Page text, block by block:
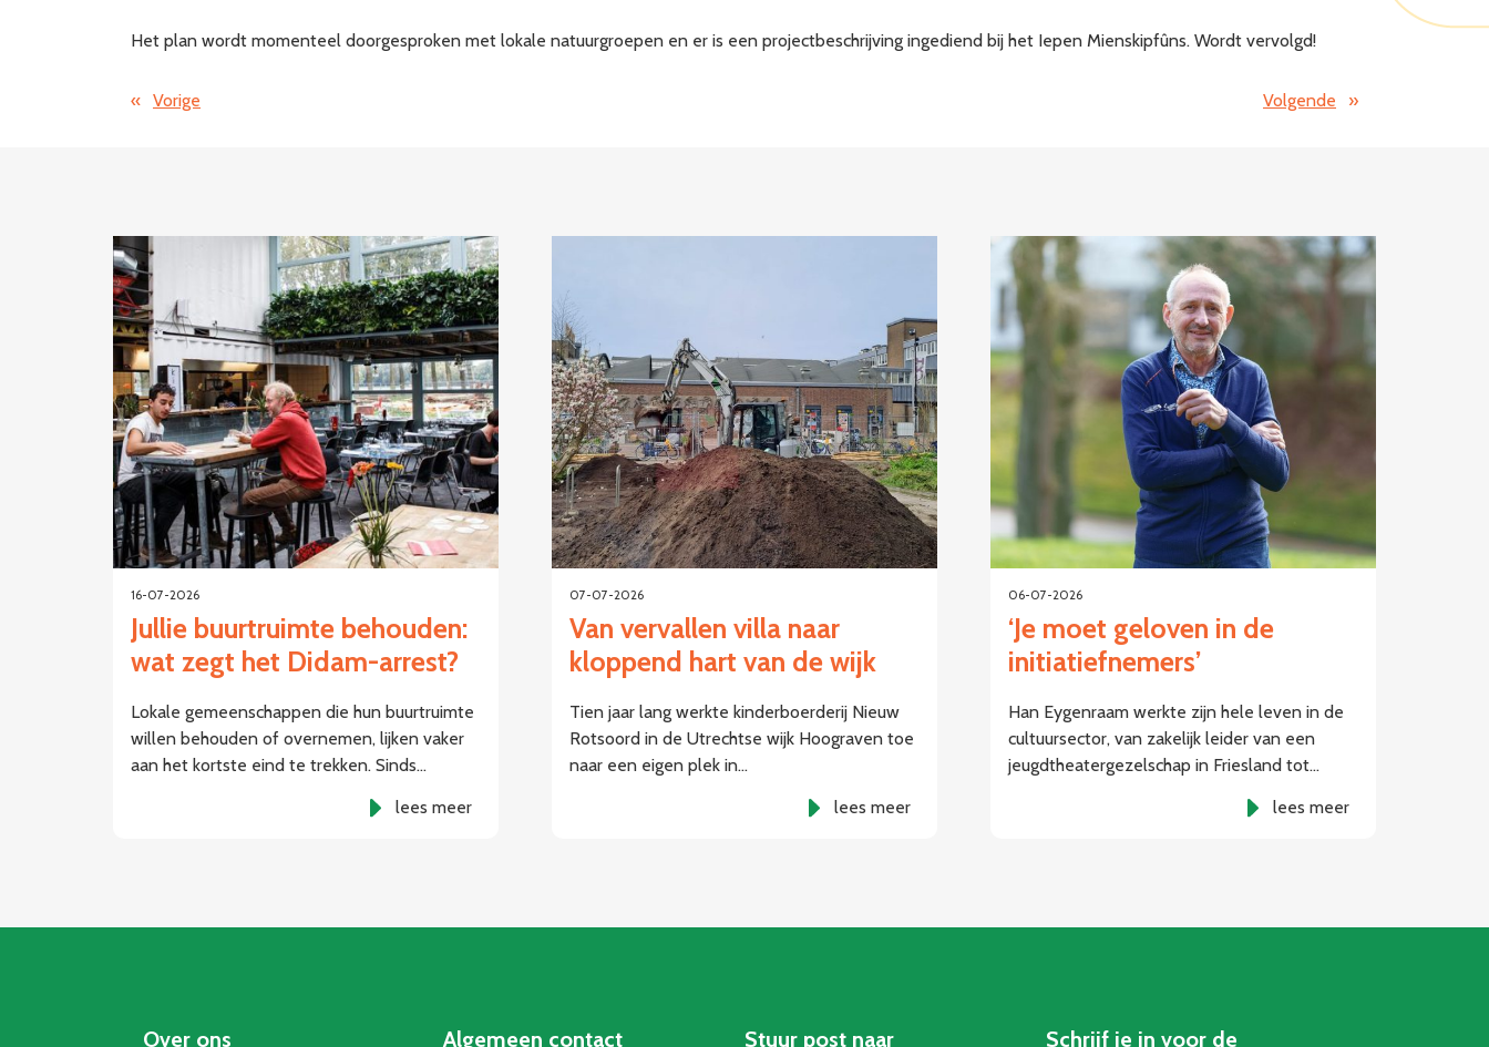
Het plan wordt momenteel doorgesproken met lokale natuurgroepen en er is een projectbeschrijving ingediend bij het Iepen Mienskipfûns. Wordt vervolgd!
« Vorige Volgende »
16-07-2026
Jullie buurtruimte behouden:
wat zegt het Didam-arrest?
Lokale gemeenschappen die hun buurtruimte
willen behouden of overnemen, lijken vaker
aan het kortste eind te trekken. Sinds…
lees meer
07-07-2026
Van vervallen villa naar
kloppend hart van de wijk
Tien jaar lang werkte kinderboerderij Nieuw
Rotsoord in de Utrechtse wijk Hoograven toe
naar een eigen plek in…
lees meer
06-07-2026
‘Je moet geloven in de
initiatiefnemers’
Han Eygenraam werkte zijn hele leven in de
cultuursector, van zakelijk leider van een
jeugdtheatergezelschap in Friesland tot…
lees meer
Over ons Algemeen contact Stuur post naar Schrijf je in voor de